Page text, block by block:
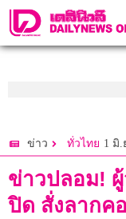
ข่าว ทั่วไทย 1 มิ.
ข่าวปลอม!
ปิด สั่งลากค